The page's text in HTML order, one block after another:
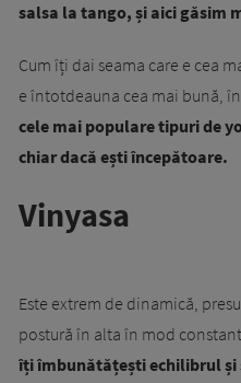
salsa la tango, și aici găsim
Cum îți dai seama care e cea
e întotdeauna cea mai bună,
cele mai populare tipuri de
chiar dacă ești începătoare.
Vinyasa
Este extrem de dinamică,
postură în alta în mod
îți îmbunătățești echilibrul